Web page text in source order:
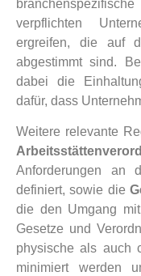
verpflichten
ergreifen, die auf
abgestimmt sind.
dabei die
dafür, dass
Weitere relevante
Anforderungen an
definiert, sowie die
die den Umgang
Gesetze und
physische als auch
minimiert werden